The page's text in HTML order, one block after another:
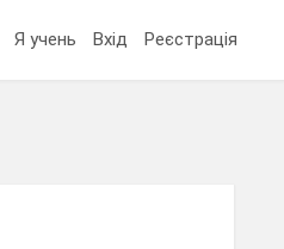
Я учень Вхід Реєстрація